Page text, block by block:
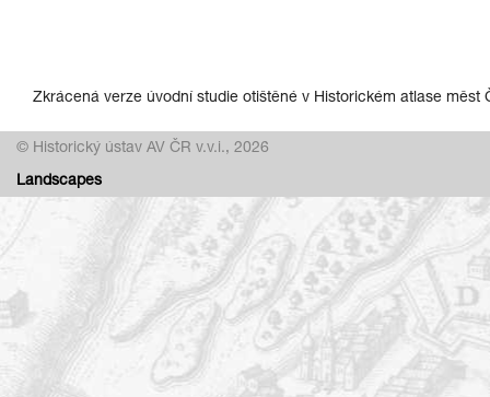
Zkrácená verze úvodní studie otištěné v Historickém atlase měst
© Historický ústav AV ČR v.v.i., 2026
Landscapes